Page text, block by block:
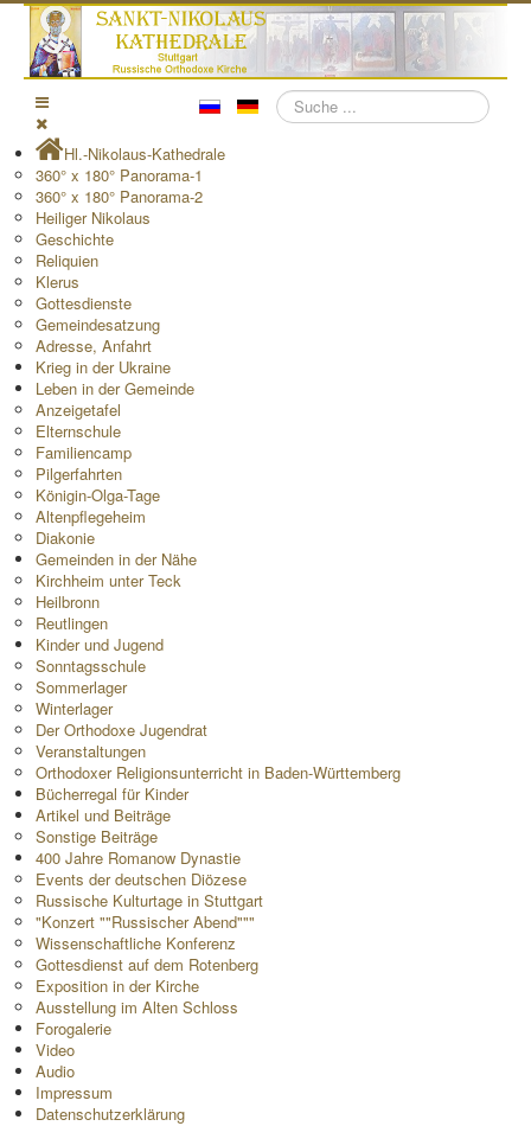
Suchen
Hl.-Nikolaus-Kathedrale
360° x 180° Panorama-1
360° x 180° Panorama-2
Heiliger Nikolaus
Geschichte
Reliquien
Klerus
Gottesdienste
Gemeindesatzung
Adresse, Anfahrt
Krieg in der Ukraine
Leben in der Gemeinde
Anzeigetafel
Elternschule
Familiencamp
Pilgerfahrten
Königin-Olga-Tage
Altenpflegeheim
Diakonie
Gemeinden in der Nähe
Kirchheim unter Teck
Heilbronn
Reutlingen
Kinder und Jugend
Sonntagsschule
Sommerlager
Winterlager
Der Orthodoxe Jugendrat
Veranstaltungen
Orthodoxer Religionsunterricht in Baden-Württemberg
Bücherregal für Kinder
Artikel und Beiträge
Sonstige Beiträge
400 Jahre Romanow Dynastie
Events der deutschen Diözese
Russische Kulturtage in Stuttgart
"Konzert ""Russischer Abend"""
Wissenschaftliche Konferenz
Gottesdienst auf dem Rotenberg
Exposition in der Kirche
Ausstellung im Alten Schloss
Forogalerie
Video
Audio
Impressum
Datenschutzerklärung